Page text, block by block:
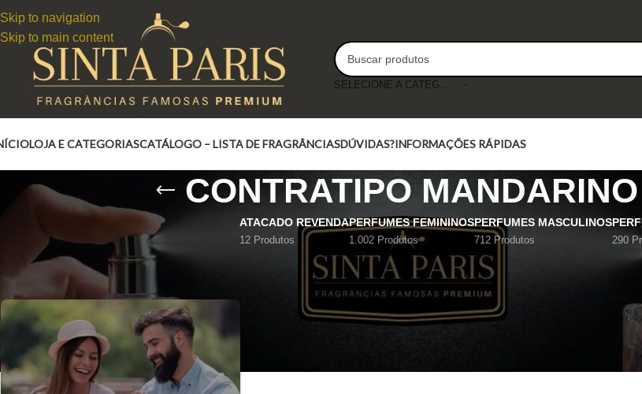
Skip to navigation
Skip to main content
SELECIONE A CATEGORIA
LOJA E CATEGORIASCATÁLOGO – LISTA DE FRAGRÂNCIASDÚVIDAS?INFORMAÇÕES RÁPIDAS
CONTRATIPO
ATACADO REVENDA
12 Produtos
PERFUMES FEMININOS
1.002 Produtos
PERFUMES MASCULINOS
712 Produtos 290
CONTRATIPO MANDARINO CANNELA Mostrar 9